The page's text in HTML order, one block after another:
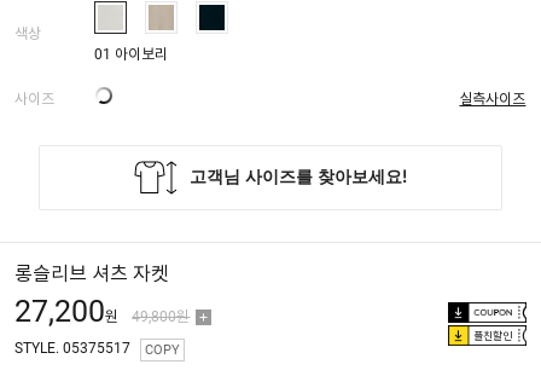
색상
01 아이보리
사이즈 실측사이즈
롱슬리브 셔츠 자켓
27,200원 49,800원
플친할인
STYLE. 05375517 COPY